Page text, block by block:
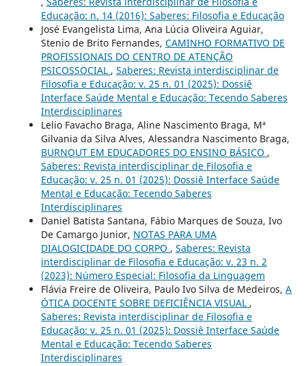
Educação: n. 14 (2016): Saberes: Filosofia e Educação
José Evangelista Lima, Ana Lúcia Oliveira Aguiar,
Stenio de Brito Fernandes, CAMINHO FORMATIVO DE
PROFISSIONAIS DO CENTRO DE ATENÇÃO
PSICOSSOCIAL , Saberes: Revista interdisciplinar de
Filosofia e Educação: v. 25 n. 01 (2025): Dossiê
Interface Saúde Mental e Educação: Tecendo Saberes
Interdisciplinares
Lelio Favacho Braga, Aline Nascimento Braga, Mª
Gilvania da Silva Alves, Alessandra Nascimento Braga,
BURNOUT EM EDUCADORES DO ENSINO BÁSICO ,
Saberes: Revista interdisciplinar de Filosofia e
Educação: v. 25 n. 01 (2025): Dossiê Interface Saúde
Mental e Educação: Tecendo Saberes
Interdisciplinares
Daniel Batista Santana, Fábio Marques de Souza, Ivo
De Camargo Junior, NOTAS PARA UMA
DIALOGICIDADE DO CORPO , Saberes: Revista
interdisciplinar de Filosofia e Educação: v. 23 n. 2
(2023): Número Especial: Filosofia da Linguagem
Flávia Freire de Oliveira, Paulo Ivo Silva de Medeiros, A
ÓTICA DOCENTE SOBRE DEFICIÊNCIA VISUAL ,
Saberes: Revista interdisciplinar de Filosofia e
Educação: v. 25 n. 01 (2025): Dossiê Interface Saúde
Mental e Educação: Tecendo Saberes
Interdisciplinares